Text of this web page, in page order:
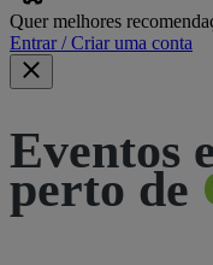
Quer melhores
Entrar / Criar uma conta
Eventos
perto de